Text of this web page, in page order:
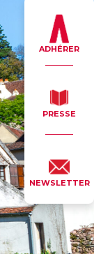
ADHÉRER
PRESSE
NEWSLETTER